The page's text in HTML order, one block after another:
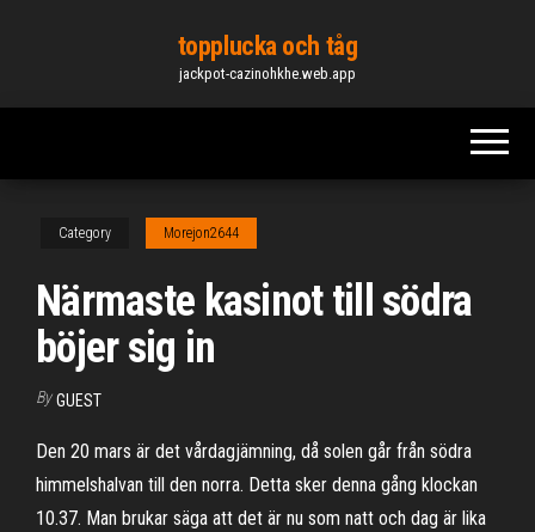
content
topplucka och tåg
jackpot-cazinohkhe.web.app
Category Morejon2644
Närmaste kasinot till södra
böjer sig in
By GUEST
Den 20 mars är det vårdagjämning, då solen går från södra
himmelshalvan till den norra. Detta sker denna gång klockan
10.37. Man brukar säga att det är nu som natt och dag är lika